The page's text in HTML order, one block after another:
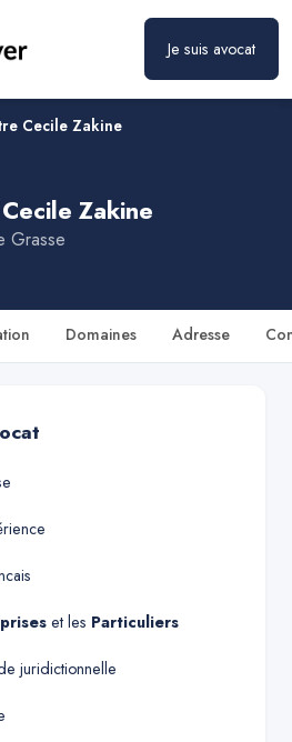
Je suis avocat
Cecile Zakine
Zakine
Grasse
Domaines Adresse
et les Particuliers
juridictionnelle